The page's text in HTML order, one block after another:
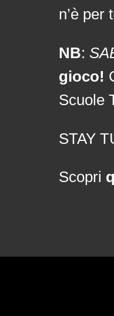
n’è per
NB:
gioco!
Scuole
STAY
Scopri